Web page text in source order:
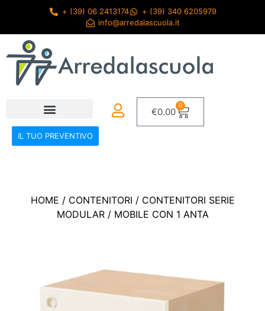
+ (39) 06 2413174
+ (39) 340 6205979
info@arredalascuola.it
€0.00
0
IL TUO PREVENTIVO
HOME / CONTENITORI / CONTENITORI SERIE
MODULAR/ MOBILE CON 1 ANTA